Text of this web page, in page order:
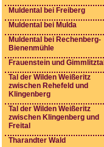
Muldental bei Freiberg
Muldental bei Mulda
Muldental bei Rechenberg-
Bienenmühle
Frauenstein und Gimmlitztal
Tal der Wilden Weißeritz
zwischen Rehefeld und
Klingenberg
Tal der Wilden Weißeritz
zwischen Klingenberg und
Freital
Tharandter Wald